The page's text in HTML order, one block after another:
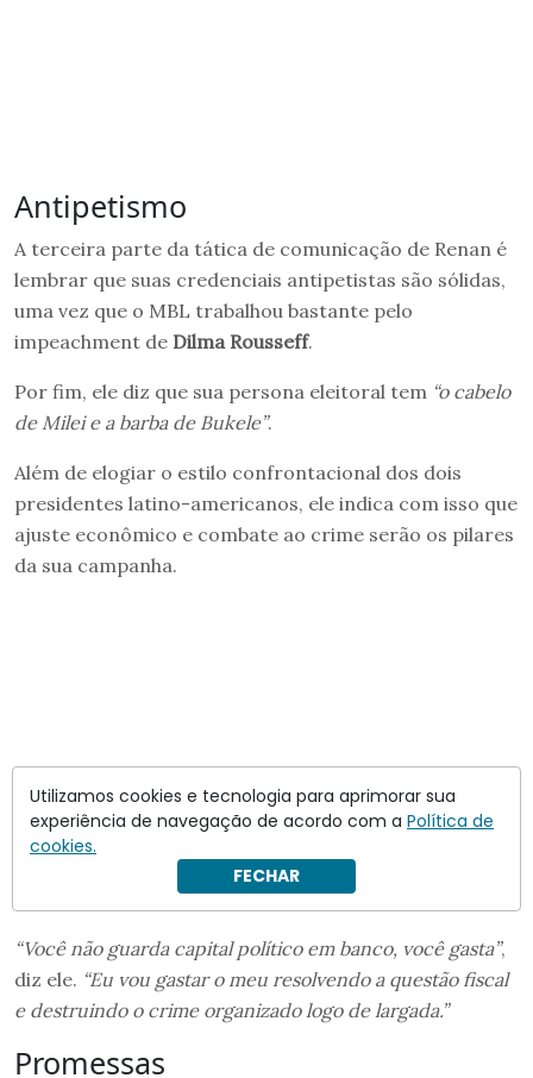
Antipetismo
A terceira parte da tática de comunicação de Renan é
lembrar que suas credenciais antipetistas são sólidas,
uma vez que o MBL trabalhou bastante pelo
impeachment de Dilma Rousseff.
Por fim, ele diz que sua persona eleitoral tem “o cabelo
de Milei e a barba de Bukele”.
Além de elogiar o estilo confrontacional dos dois
presidentes latino-americanos, ele indica com isso que
ajuste econômico e combate ao crime serão os pilares
da sua campanha.
“Você não guarda capital político em banco, você gasta”,
diz ele. “Eu vou gastar o meu resolvendo a questão fiscal
e destruindo o crime organizado logo de largada.”
Promessas
Utilizamos cookies e tecnologia para aprimorar sua
experiência de navegação de acordo com a Política de
cookies.
FECHAR